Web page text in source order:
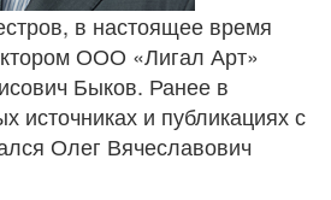
в настоящее время
ООО «Лигал Арт»
Быков. Ранее в
источниках и публикациях с
Олег Вячеславович